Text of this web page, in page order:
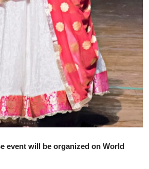
event will be organized on World